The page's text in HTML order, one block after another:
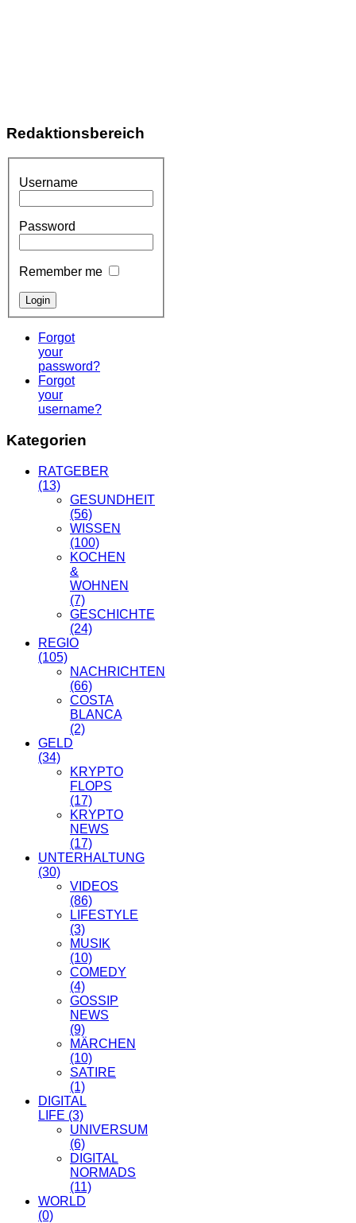
Redaktionsbereich
Username
Password
Remember me
Forgot
your
password?
Forgot
your
username?
Kategorien
RATGEBER
(13)
GESUNDHEIT
(56)
WISSEN
(100)
KOCHEN
&
WOHNEN
(7)
GESCHICHTE
(24)
REGIO
(105)
NACHRICHTEN
(66)
COSTA
BLANCA
(2)
GELD
(34)
KRYPTO
FLOPS
(17)
KRYPTO
NEWS
(17)
UNTERHALTUNG
(30)
VIDEOS
(86)
LIFESTYLE
(3)
MUSIK
(10)
COMEDY
(4)
GOSSIP
NEWS
(9)
MÄRCHEN
(10)
SATIRE
(1)
DIGITAL
LIFE (3)
UNIVERSUM
(6)
DIGITAL
NORMADS
(11)
WORLD
(0)